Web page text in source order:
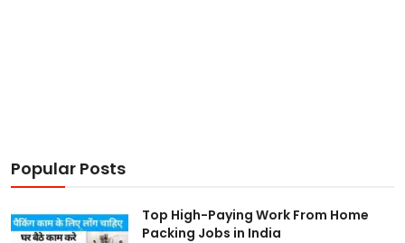
Popular Posts
Top High-Paying Work From Home
Packing Jobs in India